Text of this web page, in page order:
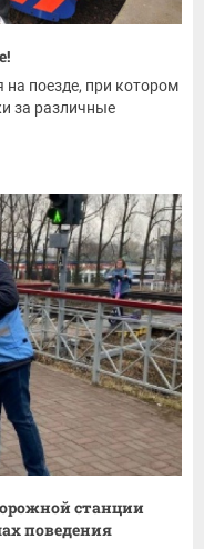
на поезде, при котором
за различные
станции
поведения